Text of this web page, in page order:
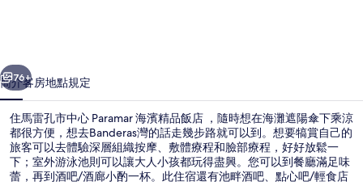
海
濱
精
品
飯
個 下一個
76+
簡介客房地點規定
住馬雷孔市中心 Paramar 海濱精品飯店 ，隨時想在海灘遮陽傘下乘涼
都很方便，想去Banderas灣的話走幾步路就可以到。想要犒賞自己的
旅客可以去體驗深層組織按摩、敷體療程和臉部療程，好好放鬆一
下；室外游泳池則可以讓大人小孩都玩得盡興。您可以到餐廳滿足味
蕾，再到酒吧/酒廊小酌一杯。此住宿還有池畔酒吧、點心吧/輕食店